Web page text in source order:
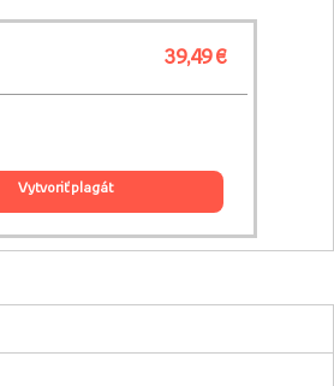
39,49 €
vytvoriť plagát